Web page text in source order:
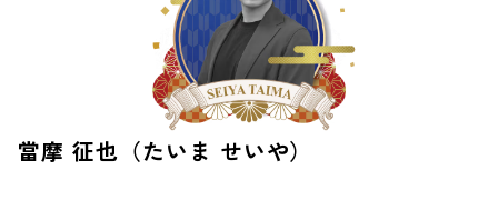
當摩 征也（たいま せいや）